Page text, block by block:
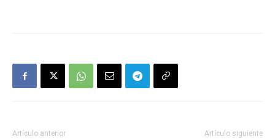
Artículo anterior Artículo siguiente